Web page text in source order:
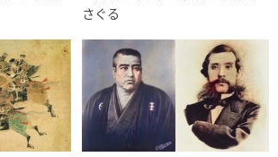
さぐる